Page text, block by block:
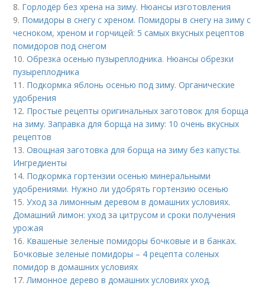
8. Горлодёр без хрена на зиму. Нюансы изготовления
9. Помидоры в снегу с хреном. Помидоры в снегу на зиму с
чесноком, хреном и горчицей: 5 самых вкусных рецептов
помидоров под снегом
10.Обрезка осенью пузыреплодника. Нюансы обрезки
пузыреплодника
11. Подкормка яблонь осенью под зиму. Органические
удобрения
12. Простые рецепты оригинальных заготовок для борща
на зиму. Заправка для борща на зиму: 10 очень вкусных
рецептов
13.Овощная заготовка для борща на зиму без капусты.
Ингредиенты
14. Подкормка гортензии осенью минеральными
удобрениями. Нужно ли удобрять гортензию осенью
15.Уход за лимонным деревом в домашних условиях.
Домашний лимон: уход за цитрусом и сроки получения
урожая
16. Квашеные зеленые помидоры бочковые и в банках.
Бочковые зеленые помидоры – 4 рецепта соленых
помидор в домашних условиях
17.Лимонное дерево в домашних условиях уход.